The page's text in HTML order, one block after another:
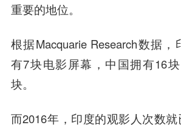
重要的地位。
根据Macquarie Research数据
有7块电影屏幕，中国拥有16
块。
而2016年，印度的观影人次数就